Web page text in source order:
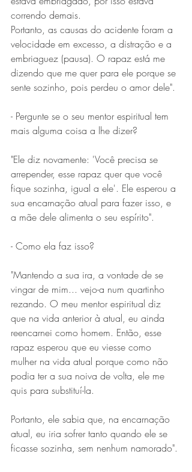
correndo demais.
Portanto, as causas do acidente foram a
velocidade em excesso, a distração e a
embriaguez (pausa). O rapaz está me
dizendo que me quer para ele porque se
sente sozinho, pois perdeu o amor dele".
- Pergunte se o seu mentor espiritual tem
mais alguma coisa a lhe dizer?
"Ele diz novamente: 'Você precisa se
arrepender, esse rapaz quer que você
fique sozinha, igual a ele'. Ele esperou a
sua encarnação atual para fazer isso, e
a mãe dele alimenta o seu espírito".
- Como ela faz isso?
"Mantendo a sua ira, a vontade de se
vingar de mim... vejo-a num quartinho
rezando. O meu mentor espiritual diz
que na vida anterior à atual, eu ainda
reencarnei como homem. Então, esse
rapaz esperou que eu viesse como
mulher na vida atual porque como não
podia ter a sua noiva de volta, ele me
quis para substituí-la.
Portanto, ele sabia que, na encarnação
atual, eu iria sofrer tanto quando ele se
ficasse sozinha, sem nenhum namorado".